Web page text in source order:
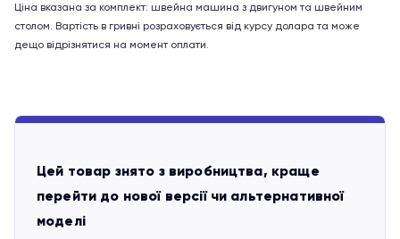
Ціна вказана за комплект: швейна машина з двигуном та швейним
столом. Вартість в гривні розраховується від курсу долара та може
дещо відрізнятися на момент оплати.
Цей товар знято з виробництва, краще
перейти до нової версії чи альтернативної
моделі